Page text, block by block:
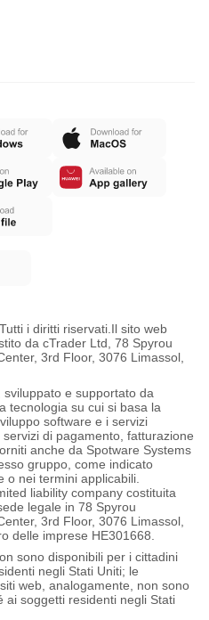
i diritti riservati. Il sito web
da cTrader Ltd, 78 Spyrou
3rd Floor, 3076 Limassol,
e supportato da
tecnologia su cui si basa la
software e i servizi
di pagamento, fatturazione
anche da Spotware Systems
gruppo, come indicato
o nei termini applicabili.
liability company costituita
legale in 78 Spyrou
3rd Floor, 3076 Limassol,
delle imprese HE301668.
sono disponibili per i cittadini
negli Stati Uniti; le
web, analogamente, non sono
ai soggetti residenti negli Stati